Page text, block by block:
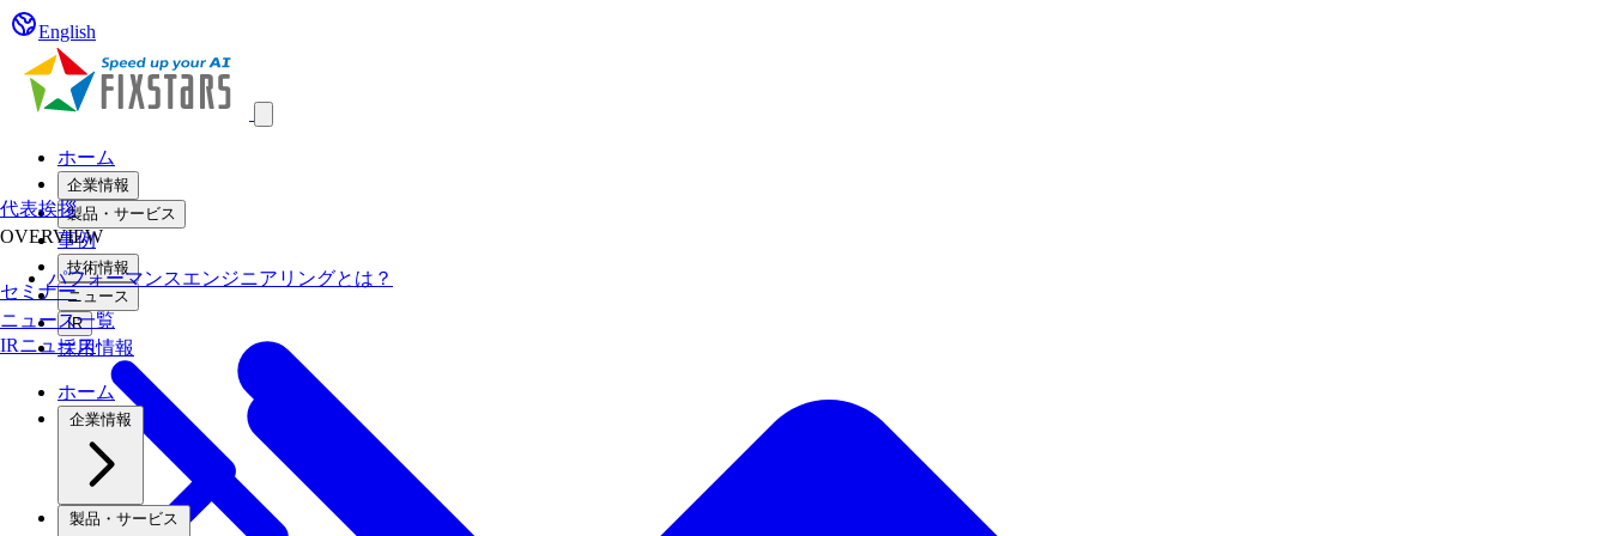
English
ホーム
企業情報
製品・サービス
事例
技術情報
セミナーニュース
ニュース一覧
IR
採用情報
ホーム
企業情報
製品・サービス
代表挨拶
OVERVIEW
パフォーマンスエンジニアリングとは？
IRニュース